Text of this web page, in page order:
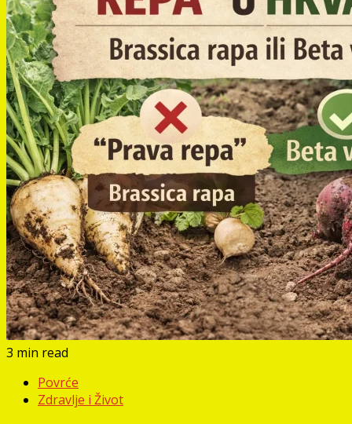
3 min read
Povrće
Zdravlje i Život